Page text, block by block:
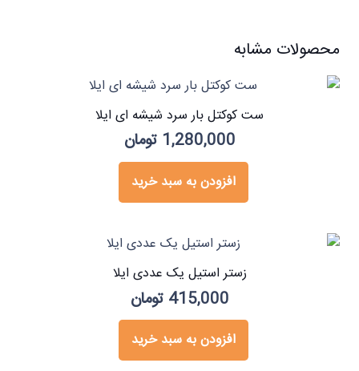
محصولات مشابه
ست کوکتل بار سرد شیشه ای ایلا
1,280,000 تومان
افزودن به سبد خرید
زستر استیل یک عددی ایلا
415,000 تومان
افزودن به سبد خرید